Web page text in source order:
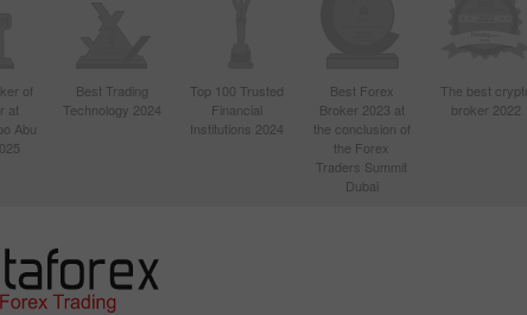
of
at
Abu
Best Trading
Technology 2024
Top 100 Trusted
Financial
Institutions 2024
Best Forex
Broker 2023 at
the conclusion of
the Forex
Traders Summit
Dubai
The best
broker 2022